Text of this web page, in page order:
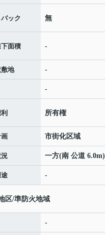
ック 無
面積 -
地 -
-
所有権
市街化区域
一方(南 公道 6.0m)
-
区/準防火地域
-